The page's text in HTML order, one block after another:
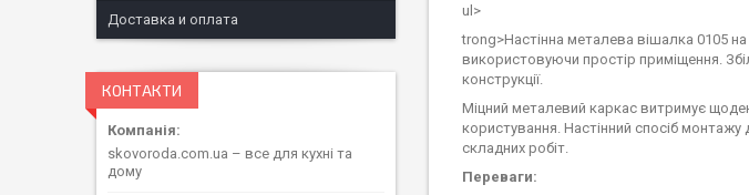
ul>
trong>Настінна металева вішалка 0105 на
використовуючи простір приміщення.
конструкції.
Міцний металевий каркас витримує
користування. Настінний спосіб монтажу
складних робіт.
Переваги:
Доставка и оплата
КОНТАКТИ
skovoroda.com.ua – все для кухні та
дому